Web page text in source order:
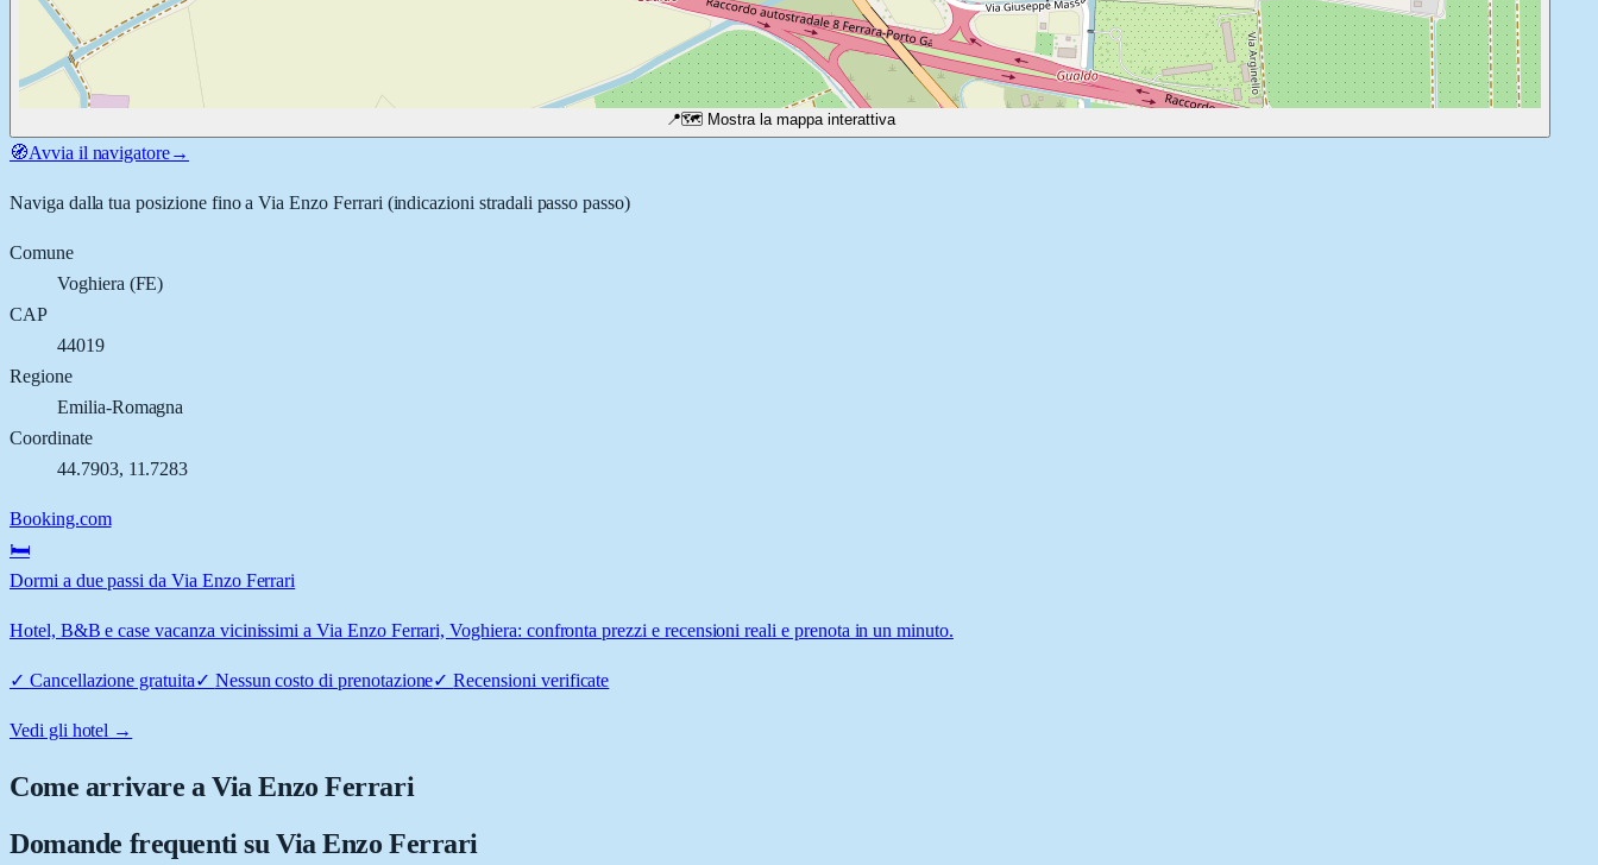
📍🗺️ Mostra la mappa interattiva
🧭Avvia il navigatore→
Naviga dalla tua posizione fino aVia Enzo Ferrari (indicazioni stradali passo passo)
Comune
Voghiera (FE)
CAP
44019
Regione
Emilia-Romagna
Coordinate
44.7903, 11.7283
Booking.com
🛏️
Dormi a due passi da Via Enzo Ferrari
Hotel, B&B e case vacanza vicinissimi a Via Enzo Ferrari, Voghiera: confronta prezzi e recensioni reali e prenota in un minuto.
✓ Cancellazione gratuita✓ Nessun costo di prenotazione✓Recensioni verificate
Vedi gli hotel →
Come arrivare aVia Enzo Ferrari
Domande frequenti su Via Enzo Ferrari